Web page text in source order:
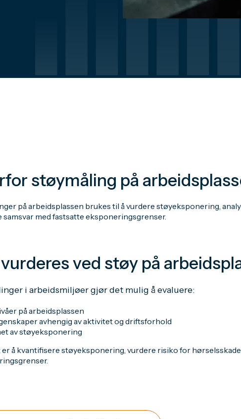
støymåling på
på arbeidsplassen brukes til å vurdere støyeksponering,
samsvar med fastsatte eksponeringsgrenser.
ved støy på
i arbeidsmiljøer gjør det mulig å evaluere:
på arbeidsplassen
avhengig av aktivitet og driftsforhold
av støyeksponering
er å kvantifisere støyeksponering, vurdere risiko for